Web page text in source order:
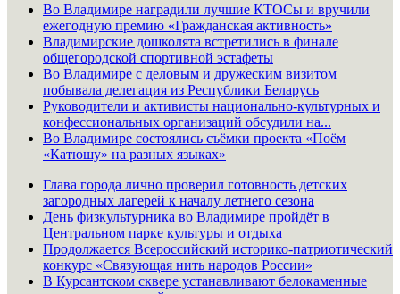
Во Владимире наградили лучшие КТОСы и вручили
ежегодную премию «Гражданская активность»
Владимирские дошколята встретились в финале
общегородской спортивной эстафеты
Во Владимире с деловым и дружеским визитом
побывала делегация из Республики Беларусь
Руководители и активисты национально-культурных и
конфессиональных организаций обсудили на...
Во Владимире состоялись съёмки проекта «Поём
«Катюшу» на разных языках»
Глава города лично проверил готовность детских
загородных лагерей к началу летнего сезона
День физкультурника во Владимире пройдёт в
Центральном парке культуры и отдыха
Продолжается Всероссийский историко-патриотический
конкурс «Связующая нить народов России»
В Курсантском сквере устанавливают белокаменные